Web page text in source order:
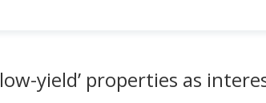
yield’ properties as